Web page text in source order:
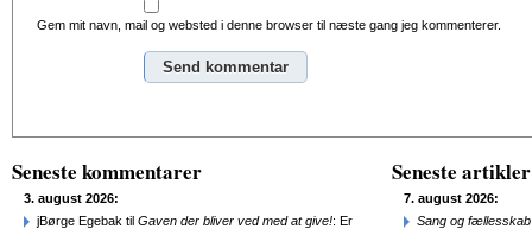
Gem mit navn, mail og websted i denne browser til næste gang jeg kommenterer.
Seneste kommentarer
3. august 2026:
jBørge Egebak til Gaven der bliver ved med at give!: Er
Seneste artikler
7. august 2026:
Sang og